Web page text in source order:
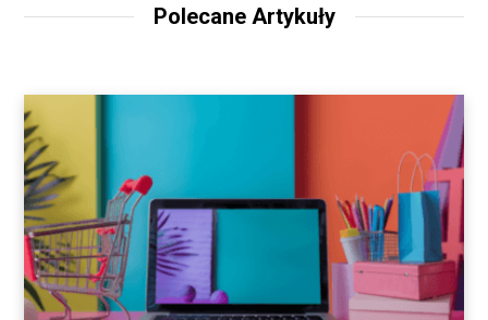
Polecane Artykuły